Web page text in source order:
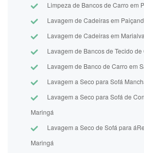
Limpeza de Bancos de Carro em
Lavagem de Cadeiras em
Lavagem de Cadeiras em Marialva
Lavagem de Bancos de Tecido
Lavagem de Banco de Carro em
Lavagem a Seco para Sofá
Lavagem a Seco para Sofá de
Maringá
Lavagem a Seco de Sofá para
Maringá